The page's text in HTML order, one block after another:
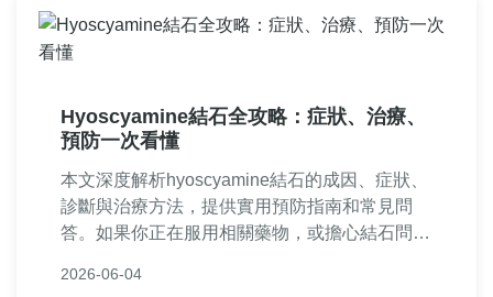
Hyoscyamine結石全攻略：症狀、治療、
預防一次看懂
本文深度解析hyoscyamine結石的成因、症狀、
診斷與治療方法，提供實用預防指南和常見問
答。如果你正在服用相關藥物，或擔心結石問
hyoscyamine結石，避免健康風險。內容基於醫
2026-06-04